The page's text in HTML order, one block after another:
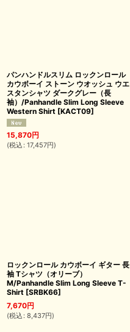
パンハンドルスリム ロックンロール
カウボーイ ストーン ウオッシュ ウエ
スタンシャツ ダークグレー（長
袖）/Panhandle Slim Long Sleeve
Western Shirt [KACT09]
15,870円
(税込 : 17,457円)
ロックンロール カウボーイ ギター 長
袖 Tシャツ（オリーブ）
M/Panhandle Slim Long Sleeve T-
Shirt [SRBK66]
7,670円
(税込 : 8,437円)